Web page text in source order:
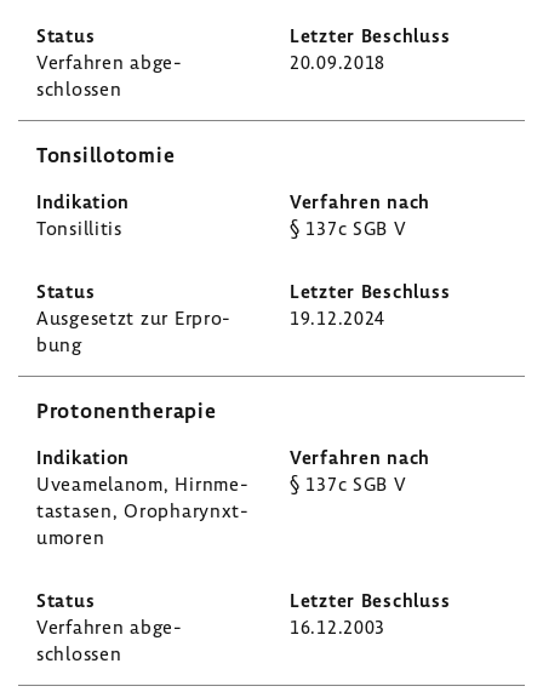
Verfahren abge­
schlossen
20.09.2018
Tonsil­lo­tomie
Tonsil­litis § 137c SGB V
Ausge­setzt zur Erpro­
bung
19.12.2024
Proto­nen­the­rapie
Uvea­me­l­anom, Hirn­me­
ta­stasen, Oropha­rynxt­
u­moren
§ 137c SGB V
Verfahren abge­
schlossen
16.12.2003